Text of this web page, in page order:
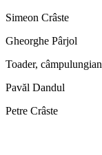
Simeon Crâste
Gheorghe Pârjol
Toader, câmpulungian
Pavăl Dandul
Petre Crâste